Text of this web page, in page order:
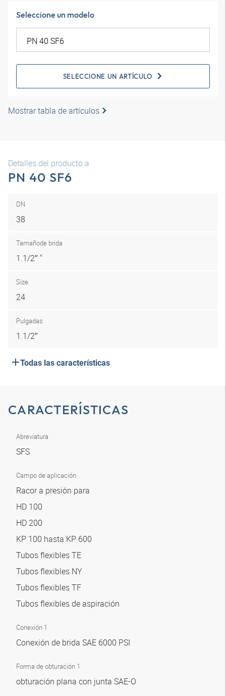
Seleccione un modelo
SELECCIONE UN ARTÍCULO
Mostrar tabla de artículos
Detalles del producto a
PN 40 SF6
DN
38
Tamañode brida
1.1/2″ "
Size
24
Pulgadas
1.1/2″
Todas las características
CARACTERÍSTICAS
Abreviatura
SFS
Campo de aplicación
Racor a presión para
HD 100
HD 200
KP 100 hasta KP 600
Tubos flexibles TE
Tubos flexibles NY
Tubos flexibles TF
Tubos flexibles de aspiración
Conexión 1
Conexión de brida SAE 6000 PSI
Forma de obturación 1
obturación plana con junta SAE-O